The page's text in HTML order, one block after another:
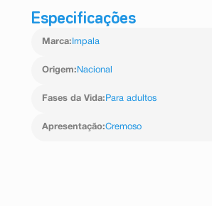
1. Prepare as unhas: limpe, lixe e
3. Passe uma camada do
4. Finalize com um extra
Especificações
Marca: Impala
Origem: Nacional
Fases da Vida: Para adultos
Apresentação:Cremoso